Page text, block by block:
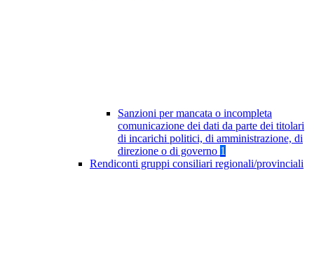
Sanzioni per mancata o incompleta
comunicazione dei dati da parte dei titolari
di incarichi politici, di amministrazione, di
direzione o di governo 1
Rendiconti gruppi consiliari regionali/provinciali